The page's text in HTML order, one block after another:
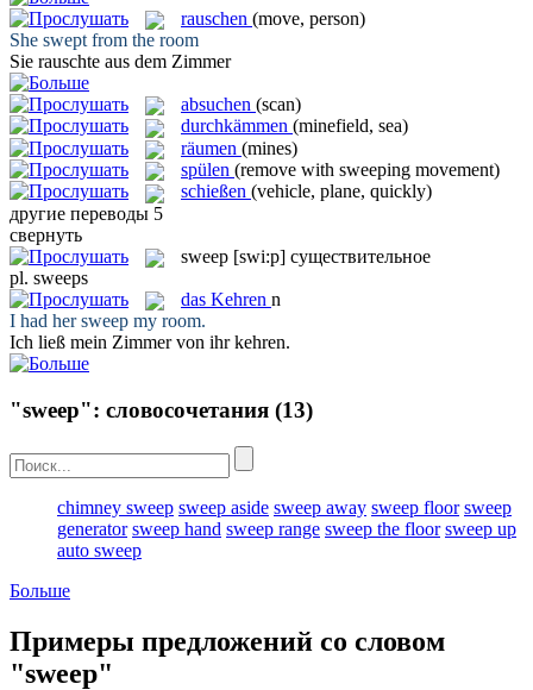
rauschen (move, person)
She swept from the room
Sie rauschte aus dem Zimmer
absuchen (scan)
durchkämmen (minefield, sea)
räumen (mines)
spülen (remove with sweeping movement)
schießen (vehicle, plane, quickly)
другие переводы 5
свернуть
sweep [swi:p] существительное
pl. sweeps
das Kehren n
I had hersweep my room.
Ich ließ mein Zimmer von ihrkehren.
"sweep": словосочетания (13)
chimney sweep sweep aside sweep away sweep floor sweep
generator sweep hand sweep range sweep the floor sweep up
auto sweep
Больше
Примеры предложений со словом
"sweep"